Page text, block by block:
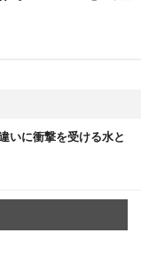
いに衝撃を受ける水と